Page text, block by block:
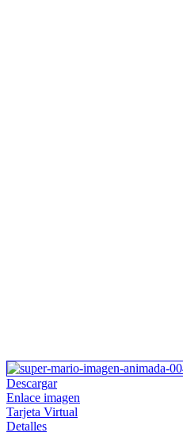
Descargar
Enlace imagen
Tarjeta Virtual
Detalles